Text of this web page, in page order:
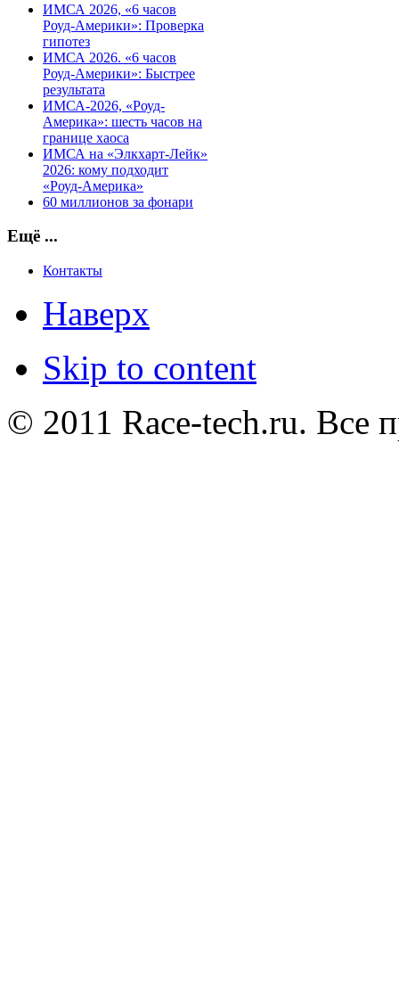
ИМСА 2026, «6 часов
Роуд-Америки»: Проверка
гипотез
ИМСА 2026. «6 часов
Роуд-Америки»: Быстрее
результата
ИМСА-2026, «Роуд-
Америка»: шесть часов на
границе хаоса
ИМСА на «Элкхарт-Лейк»
2026: кому подходит
«Роуд-Америка»
60 миллионов за фонари
Ещё ...
Контакты
Наверх
Skip to content
© 2011 Race-tech.ru. Все